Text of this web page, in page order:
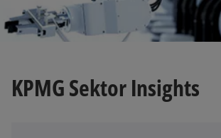
KPMG Sektor Insights